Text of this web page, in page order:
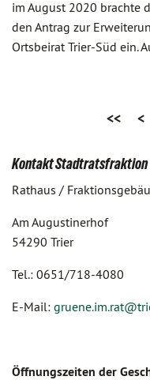
im August 2020 brachte
den Antrag zur
Ortsbeirat Trier-Süd ein.
<< <
Kontakt Stadtratsfraktion
Rathaus /
Am Augustinerhof
54290 Trier
Tel.: 0651/718-4080
E-Mail: gruene.im.rat@
Öffnungszeiten der